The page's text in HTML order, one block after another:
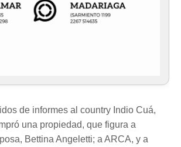
de informes al country Indio Cuá,
una propiedad, que figura a
Bettina Angeletti; a ARCA, y a